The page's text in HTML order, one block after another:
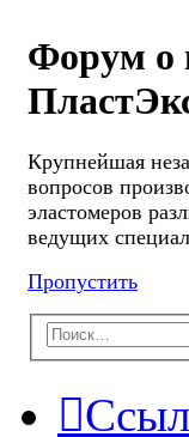
Форум о
Крупнейшая
вопросов
эластомеров
ведущих
Пропустить